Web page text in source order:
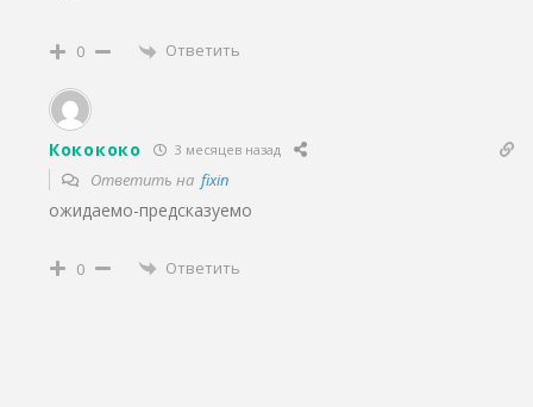
0 Ответить
Кокококо 3 месяцев назад
Ответить на fixin
ожидаемо-предсказуемо
0 Ответить